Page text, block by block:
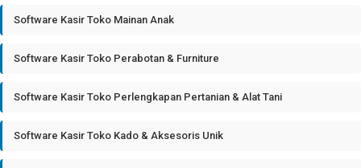
Software Kasir Toko Mainan Anak
Software Kasir Toko Perabotan & Furniture
Software Kasir Toko Perlengkapan Pertanian & Alat Tani
Software Kasir Toko Kado & Aksesoris Unik